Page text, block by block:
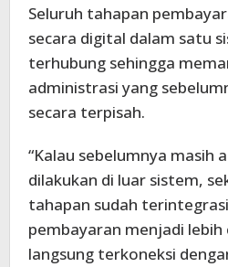
Seluruh tahapan
secara digital dalam satu
terhubung sehingga
administrasi yang
secara terpisah.
“Kalau sebelumnya masih
dilakukan di luar sistem,
tahapan sudah
pembayaran menjadi lebih
langsung terkoneksi